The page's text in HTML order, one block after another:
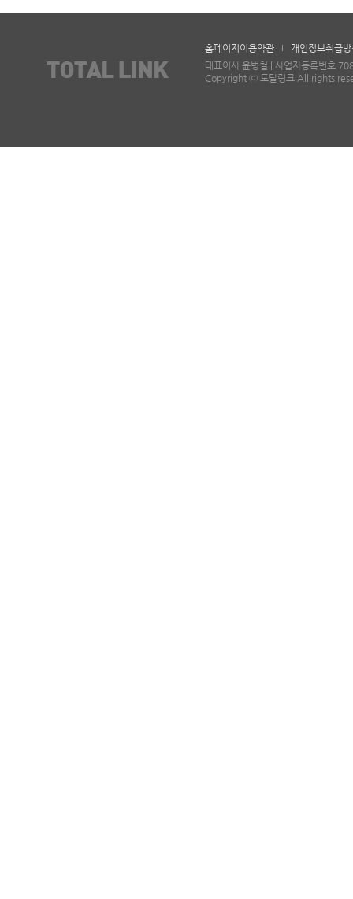
홈페이지이용약관
개인정보취급
대표이사 윤병철 | 사업자등록번호
Copyright ⓒ 토탈링크 All rights